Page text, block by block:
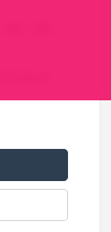
齿组成一